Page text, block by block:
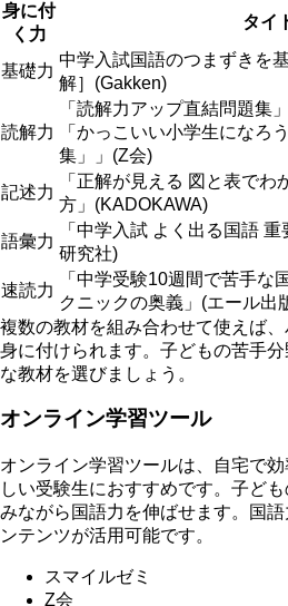
身に付
く力
タイ
基礎力
中学入試国語のつまずきを
解］(Gakken)
読解力
「読解力アップ直結問題集
「かっこいい小学生になろ
集」」(Z会)
記述力
「正解が見える 図と表でわ
方」(KADOKAWA)
語彙力
「中学入試 よく出る国語
研究社)
速読力
「中学受験10週間で苦手な
クニックの奥義」(エール出
複数の教材を組み合わせて使えば
身に付けられます。子どもの苦手
な教材を選びましょう。
オンライン学習ツール
オンライン学習ツールは、自宅で
しい受験生におすすめです。子ど
みながら国語力を伸ばせます。国
ンテンツが活用可能です。
スマイルゼミ
Z会